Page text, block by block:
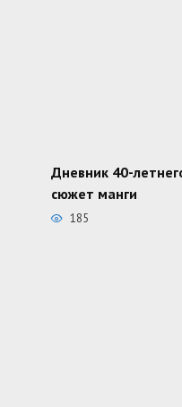
Дневник 40-
сюжет манги
185